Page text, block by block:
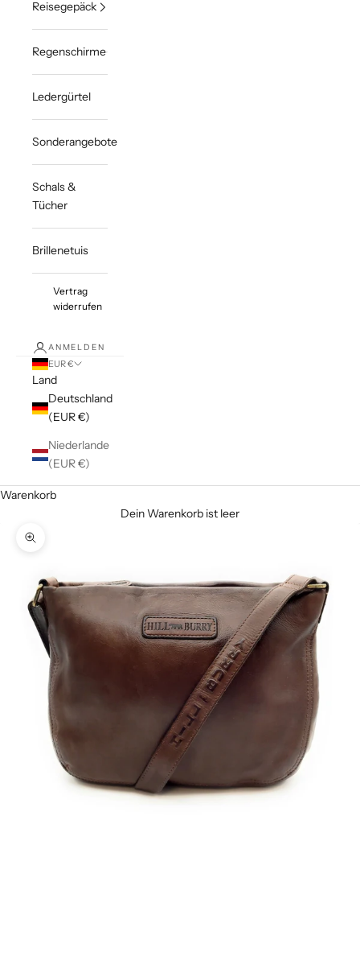
Reisegepäck
Regenschirme
Ledergürtel
Sonderangebote
Schals &
Tücher
Brillenetuis
Vertrag
widerrufen
ANMELDEN
EUR €
Land
Deutschland
(EUR €)
Niederlande
(EUR €)
Warenkorb
Dein Warenkorb ist leer
Bild vergrößern